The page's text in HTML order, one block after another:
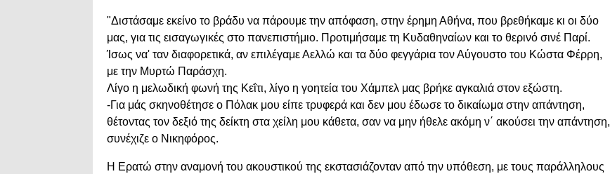
"Διστάσαμε εκείνο το βράδυ να πάρουμε την απόφαση, στην έρημη Αθήνα, που βρεθήκαμε κι οι δύο
μας, για τις εισαγωγικές στο πανεπιστήμιο. Προτιμήσαμε τη Κυδαθηναίων και το θερινό σινέ Παρί.
Ίσως να' ταν διαφορετικά, αν επιλέγαμε Αελλώ και τα δύο φεγγάρια τον Αύγουστο του Κώστα Φέρρη,
με την Μυρτώ Παράσχη.
Λίγο η μελωδική φωνή της Κεΐτι, λίγο η γοητεία του Χάμπελ μας βρήκε αγκαλιά στον εξώστη.
-Για μάς σκηνοθέτησε ο Πόλακ μου είπε τρυφερά και δεν μου έδωσε το δικαίωμα στην απάντηση,
θέτοντας τον δεξιό της δείκτη στα χείλη μου κάθετα, σαν να μην ήθελε ακόμη ν΄ ακούσει την απάντηση,
συνέχιζε ο Νικηφόρος.
Η Ερατώ στην αναμονή του ακουστικού της εκστασιάζονταν από την υπόθεση, με τους παράλληλους